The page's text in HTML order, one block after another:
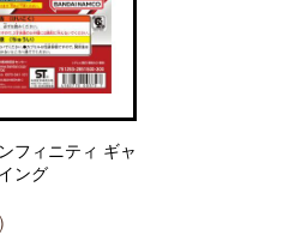
フィニティ ギャ
ング